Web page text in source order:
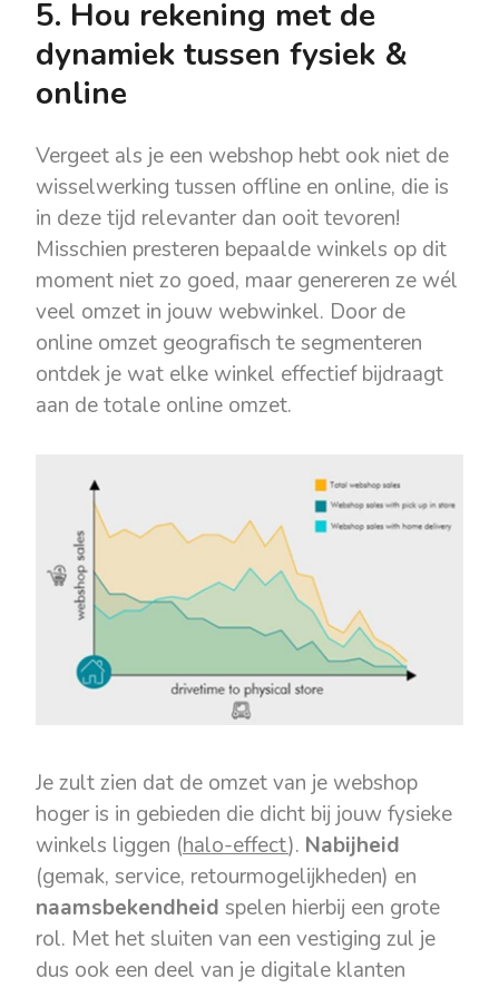
5. Hou rekening met de
dynamiek tussen fysiek &
online
Vergeet als je een webshop hebt ook niet de
wisselwerking tussen offline en online, die is
in deze tijd relevanter dan ooit tevoren!
Misschien presteren bepaalde winkels op dit
moment niet zo goed, maar genereren ze wél
veel omzet in jouw webwinkel. Door de
online omzet geografisch te segmenteren
ontdek je wat elke winkel effectief bijdraagt
aan de totale online omzet.
Je zult zien dat de omzet van je webshop
hoger is in gebieden die dicht bij jouw fysieke
winkels liggen (halo-effect). Nabijheid
(gemak, service, retourmogelijkheden) en
naamsbekendheid spelen hierbij een grote
rol. Met het sluiten van een vestiging zul je
dus ook een deel van je digitale klanten